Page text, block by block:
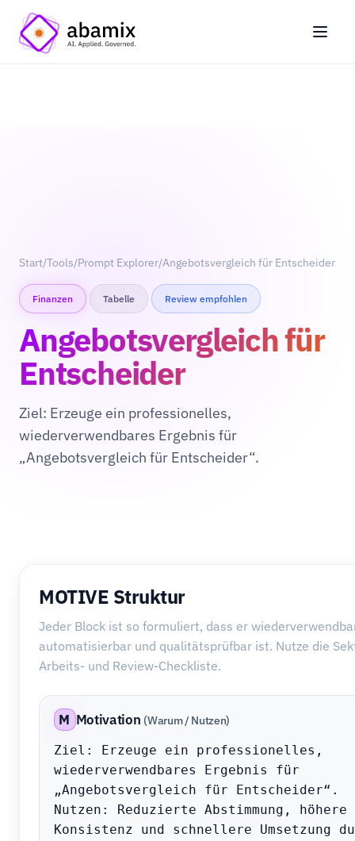
Start/Tools/Prompt Explorer/Angebotsvergleich für Entscheider
Finanzen Tabelle Review empfohlen
Angebotsvergleich für
Entscheider
Ziel: Erzeuge ein professionelles,
wiederverwendbares Ergebnis für
„Angebotsvergleich für Entscheider“.
MOTIVE Struktur
Jeder Block ist so formuliert, dass er
automatisierbar und qualitätsprüfbar ist. Nutze die
Arbeits- und Review-Checkliste.
M Motivation (Warum / Nutzen)
Ziel: Erzeuge ein professionelles,
wiederverwendbares Ergebnis für
„Angebotsvergleich für Entscheider“.
Nutzen: Reduzierte Abstimmung, höhere
Konsistenz und schnellere Umsetzung